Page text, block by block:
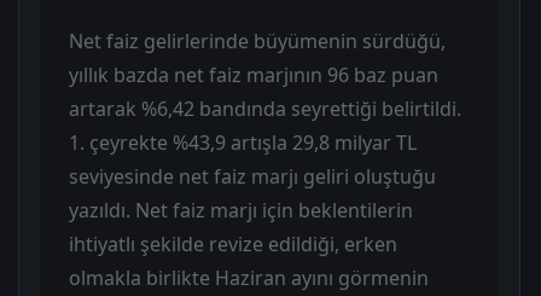
Net faiz gelirlerinde büyümenin sürdüğü,
yıllık bazda net faiz marjının 96 baz puan
artarak %6,42 bandında seyrettiği belirtildi.
1. çeyrekte %43,9 artışla 29,8 milyar TL
seviyesinde net faiz marjı geliri oluştuğu
yazıldı. Net faiz marjı için beklentilerin
ihtiyatlı şekilde revize edildiği, erken
olmakla birlikte Haziran ayını görmenin